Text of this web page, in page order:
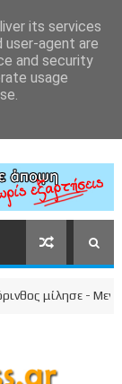
μίλησε -
its services
user-agent are
and security
usage